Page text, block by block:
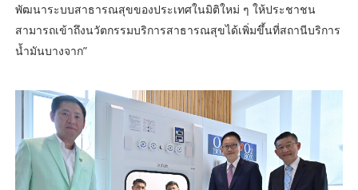
พัฒนาระบบสาธารณสุขของประเทศในมิติใหม่ ๆ ให้ประชาชน
สามารถเข้าถึงนวัตกรรมบริการสาธารณสุขได้เพิ่มขึ้นที่สถานีบริการ
น้ำมันบางจาก”